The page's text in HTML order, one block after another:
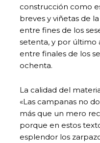
construcción como
breves y viñetas de
entre fines de los
setenta, y por último
entre finales de los
ochenta.
La calidad del
«Las campanas no
más que un mero
porque en estos
esplendor los